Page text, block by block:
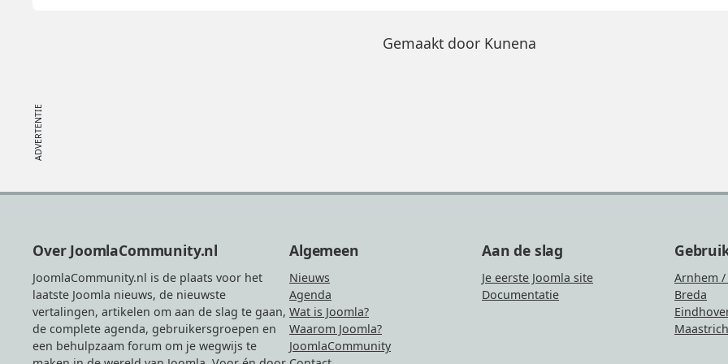
Gemaakt door Kunena
Over JoomlaCommunity.nl
JoomlaCommunity.nl is de plaats voor het
laatste Joomla nieuws, de nieuwste
vertalingen, artikelen om aan de slag te gaan,
de complete agenda, gebruikersgroepen en
een behulpzaam forum om je wegwijs te
Algemeen
Nieuws
Agenda
Wat is Joomla?
Waarom Joomla?
JoomlaCommunity
Aan de slag
Je eerste Joomla site
Documentatie
Arnhem
Breda